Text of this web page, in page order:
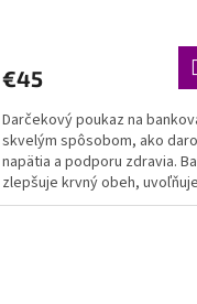
€45
Darčekový poukaz na
skvelým spôsobom, ako
napätia a podporu zdravia.
zlepšuje krvný obeh,
pomáha pri detoxikácii...